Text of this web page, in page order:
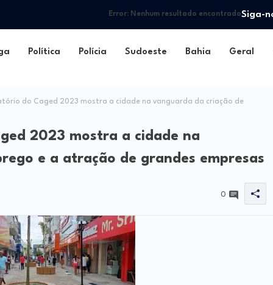
Error:Nenhum resultado encontradoSiga-
Política Polícia Sudoeste Bahia Geral
do Caged 2023 mostra a cidade na vanguarda da criação de
2023 mostra a cidade na
e a atração de grandes empresas
0